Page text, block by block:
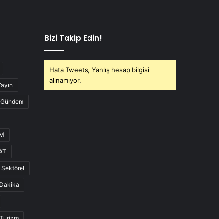
Gündem
Sektörel
Bizi Takip Edin!
Hata Tweets, Yanlış hesap bilgisi
alınamıyor.